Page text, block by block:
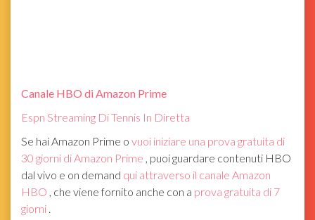
Canale HBO di Amazon Prime
Espn Streaming Di Tennis In Diretta
Se hai Amazon Prime o vuoi iniziare una prova gratuita di
30 giorni di Amazon Prime , puoi guardare contenuti HBO
dal vivo e on demand qui attraverso il canale Amazon
HBO , che viene fornito anche con a prova gratuita di 7
giorni .